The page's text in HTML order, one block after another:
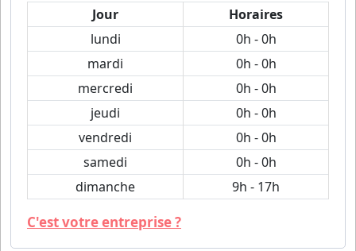
Jour
Horaires
lundi
0h - 0h
mardi
0h - 0h
mercredi
0h - 0h
jeudi
0h - 0h
vendredi
0h - 0h
samedi
0h - 0h
dimanche
9h - 17h
C'est votre entreprise ?